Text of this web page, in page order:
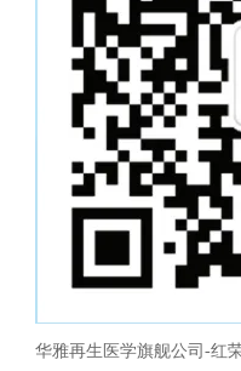
华雅再生医学旗舰公司-红